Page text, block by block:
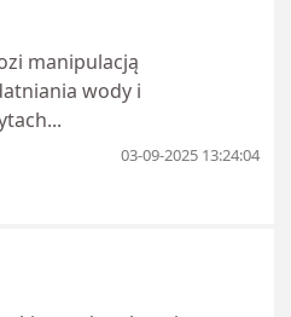
manipulacją
wody i
03-09-2025 13:24:04